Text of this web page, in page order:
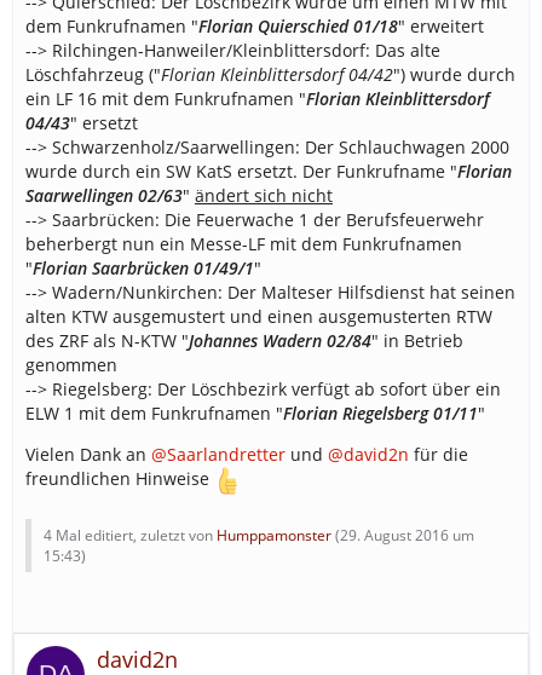
dem Funkrufnamen "Florian Quierschied 01/18" erweitert
--> Rilchingen-Hanweiler/Kleinblittersdorf: Das alte
Löschfahrzeug ("Florian Kleinblittersdorf 04/42") wurde durch
ein LF 16 mit dem Funkrufnamen "Florian Kleinblittersdorf
04/43" ersetzt
--> Schwarzenholz/Saarwellingen: Der Schlauchwagen 2000
wurde durch ein SW KatS ersetzt. Der Funkrufname "Florian
Saarwellingen 02/63" ändert sich nicht
--> Saarbrücken: Die Feuerwache 1 der Berufsfeuerwehr
beherbergt nun ein Messe-LF mit dem Funkrufnamen
"Florian Saarbrücken 01/49/1"
--> Wadern/Nunkirchen: Der Malteser Hilfsdienst hat seinen
alten KTW ausgemustert und einen ausgemusterten RTW
des ZRF als N-KTW "Johannes Wadern 02/84" in Betrieb
genommen
--> Riegelsberg: Der Löschbezirk verfügt ab sofort über ein
ELW 1 mit dem Funkrufnamen "Florian Riegelsberg 01/11"
Vielen Dank an @Saarlandretter und @david2n für die
freundlichen Hinweise
4 Mal editiert, zuletzt von Humppamonster(29. August 2016 um
15:43)
david2n